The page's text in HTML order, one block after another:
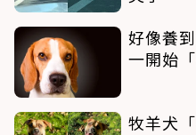
好像養
一開始
牧羊犬